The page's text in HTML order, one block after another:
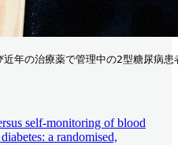
近年の治療薬で管理中の2型糖尿
self-monitoring of blood
a randomised,